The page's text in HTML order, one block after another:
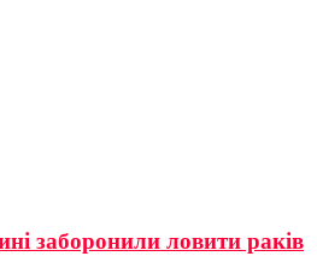
заборонили ловити раків